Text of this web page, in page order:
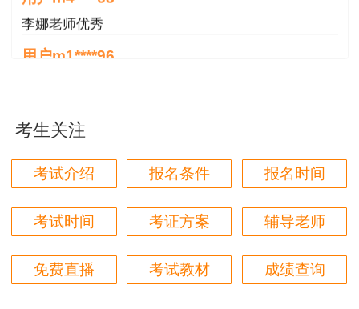
李娜老师优秀
用户m1****96
用户m1****96
三个字讲得好
用户85****06
真的是把学习变成自己能理解的语言最重要！
太喜欢王英老师了
考生关注
考试介绍 报名条件 报名时间
考试时间 考证方案 辅导老师
免费直播 考试教材 成绩查询